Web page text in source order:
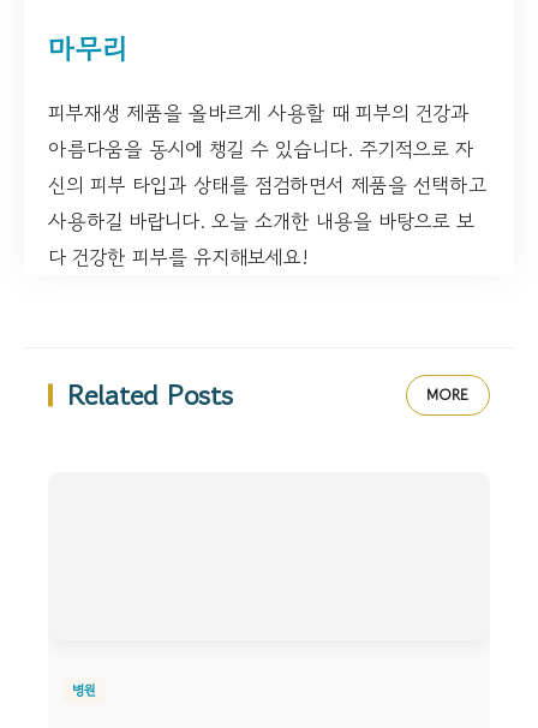
마무리
피부재생 제품을 올바르게 사용할 때 피부의 건강과
아름다움을 동시에 챙길 수 있습니다. 주기적으로 자
신의 피부 타입과 상태를 점검하면서 제품을 선택하고
사용하길 바랍니다. 오늘 소개한 내용을 바탕으로 보
다 건강한 피부를 유지해보세요!
Related Posts MORE
병원